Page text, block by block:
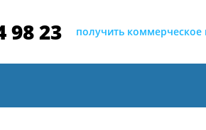
98 23 получить